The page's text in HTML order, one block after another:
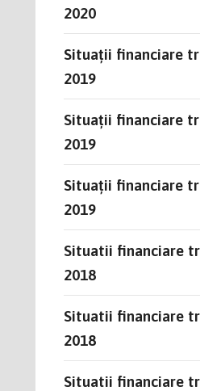
2020
Situații financiare
2019
Situații financiare
2019
Situații financiare
2019
Situatii financiare
2018
Situatii financiare
2018
Situatii financiare